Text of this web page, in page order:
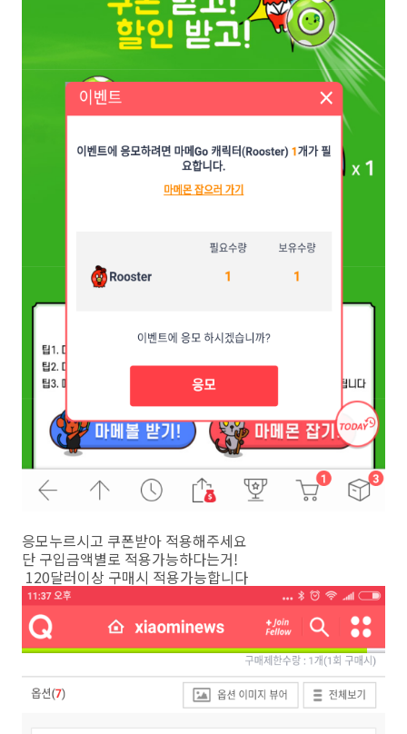
응모누르시고 쿠폰받아 적용해주세요
단 구입금액별로 적용가능하다는거!
120달러이상 구매시 적용가능합니다